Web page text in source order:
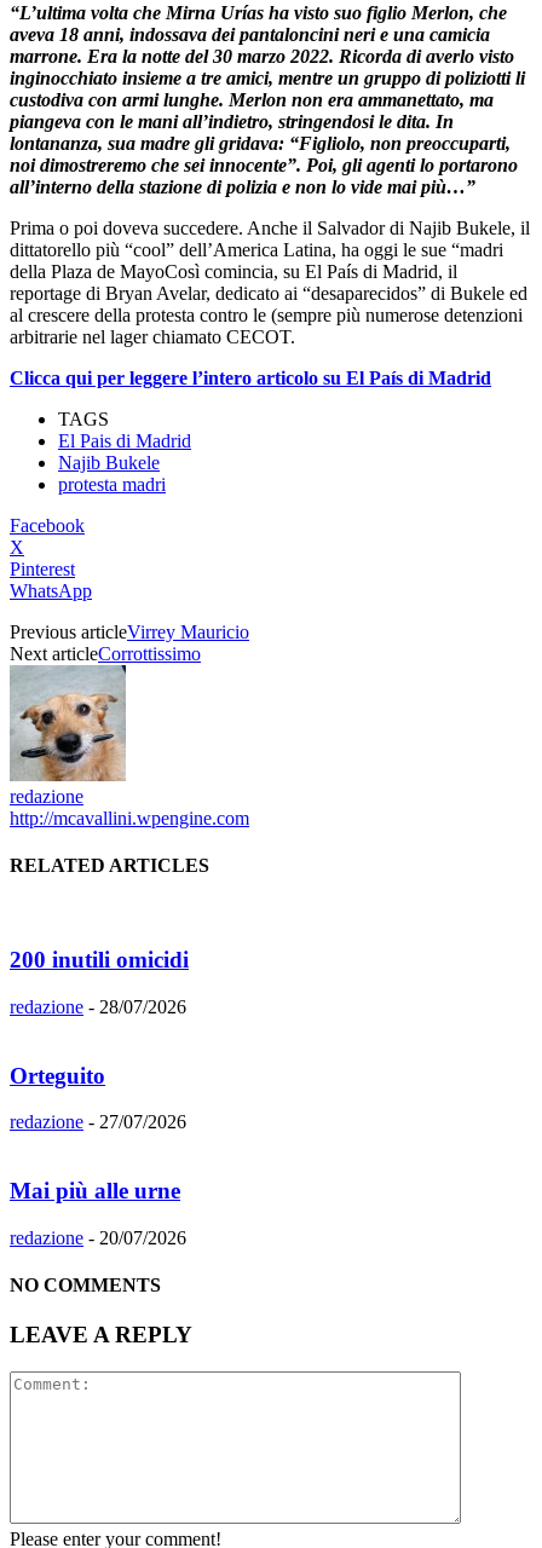
“L’ultima volta che Mirna Urías ha visto suo figlio Merlon, che
aveva 18 anni, indossava dei pantaloncini neri e una camicia
marrone. Era la notte del 30 marzo 2022. Ricorda di averlo visto
inginocchiato insieme a tre amici, mentre un gruppo di poliziotti li
custodiva con armi lunghe. Merlon non era ammanettato, ma
piangeva con le mani all’indietro, stringendosi le dita. In
lontananza, sua madre gli gridava: “Figliolo, non preoccuparti,
noi dimostreremo che sei innocente”. Poi, gli agenti lo portarono
all’interno della stazione di polizia e non lo vide mai più…”
Prima o poi doveva succedere. Anche il Salvador di Najib Bukele, il
dittatorello più “cool” dell’America Latina, ha oggi le sue “madri
della Plaza de MayoCosì comincia, su El País di Madrid, il
reportage di Bryan Avelar, dedicato ai “desaparecidos” di Bukele ed
al crescere della protesta contro le (sempre più numerose detenzioni
arbitrarie nel lager chiamato CECOT.
Clicca qui per leggere l’intero articolo su El País di Madrid
TAGS
El Pais di Madrid
Najib Bukele
protesta madri
Facebook
X
Pinterest
WhatsApp
Previous articleVirrey Mauricio
Next articleCorrottissimo
redazione
http://mcavallini.wpengine.com
RELATED ARTICLES
200 inutili omicidi
redazione - 28/07/2026
Orteguito
redazione - 27/07/2026
Mai più alle urne
redazione - 20/07/2026
NO COMMENTS
LEAVE A REPLY
Please enter your comment!